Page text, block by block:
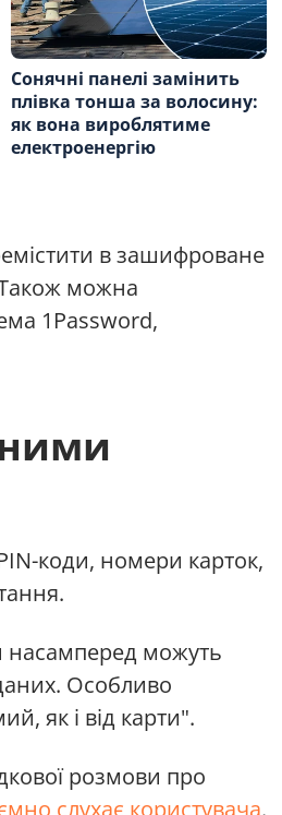
Сонячні панелі замінить
плівка тонша за волосину:
як вона вироблятиме
електроенергію
в зашифроване
можна
1Password,
коди, номери карток,
насамперед можуть
Особливо
як і від карти".
розмови про
слухає користувача.